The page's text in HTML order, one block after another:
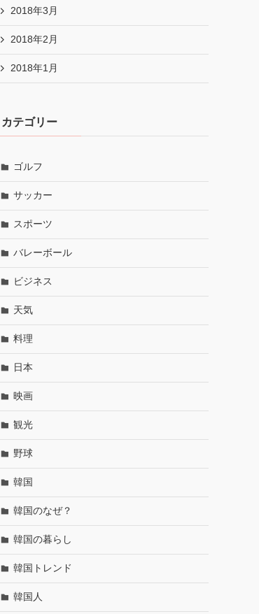
2018年3月
2018年2月
2018年1月
カテゴリー
ゴルフ
サッカー
スポーツ
バレーボール
ビジネス
天気
料理
日本
映画
観光
野球
韓国
韓国のなぜ？
韓国の暮らし
韓国トレンド
韓国人